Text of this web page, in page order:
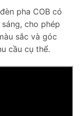
pha COB có
cho phép
sắc và góc
cầu cụ thể.